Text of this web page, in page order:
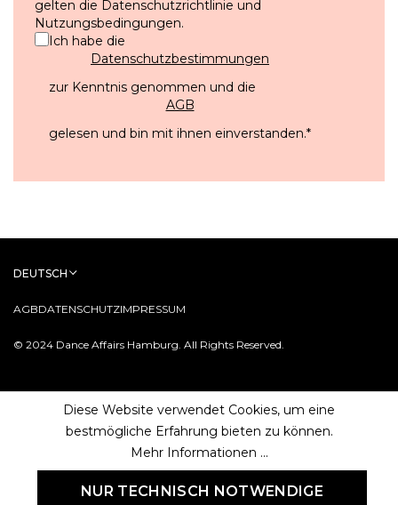
gelten die Datenschutzrichtlinie und
Nutzungsbedingungen.
Ich habe die
Datenschutzbestimmungen
zur Kenntnis genommen und die
AGB
gelesen und bin mit ihnen einverstanden.*
© 2024 Dance Affairs Hamburg. All Rights Reserved.
AGBDATENSCHUTZIMPRESSUM
DEUTSCH
Diese Website verwendet Cookies, um eine
bestmögliche Erfahrung bieten zu können.
Mehr Informationen ...
NUR TECHNISCH NOTWENDIGE